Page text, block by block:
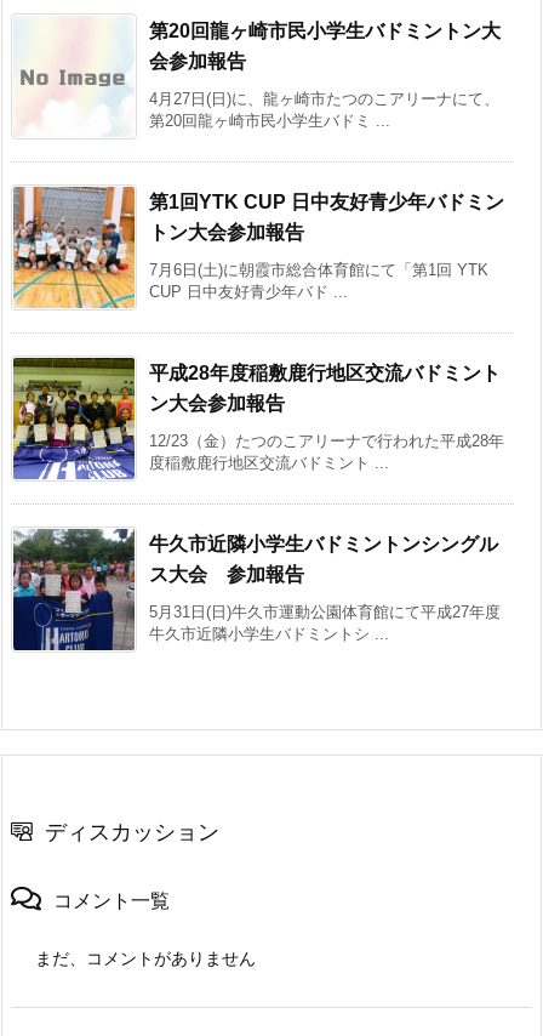
第20回龍ヶ崎市民小学生バドミントン大
会参加報告
4月27日(日)に、龍ヶ崎市たつのこアリーナにて、
第20回龍ヶ崎市民小学生バドミ ...
第1回YTK CUP 日中友好青少年バドミン
トン大会参加報告
7月6日(土)に朝霞市総合体育館にて「第1回 YTK
CUP 日中友好青少年バド ...
平成28年度稲敷鹿行地区交流バドミント
ン大会参加報告
12/23（金）たつのこアリーナで行われた平成28年
度稲敷鹿行地区交流バドミント ...
牛久市近隣小学生バドミントンシングル
ス大会 参加報告
5月31日(日)牛久市運動公園体育館にて平成27年度
牛久市近隣小学生バドミントシ ...
ディスカッション
コメント一覧
まだ、コメントがありません